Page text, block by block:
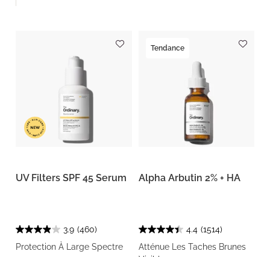
UV Filters SPF 45 Serum
3.9 (460)
Protection À Large Spectre
Tendance
Alpha Arbutin 2% + HA
4.4 (1514)
Atténue Les Taches Brunes